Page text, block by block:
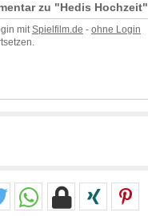
zu "Hedis Hochzeit"
mit Spielfilm.de - ohne Login